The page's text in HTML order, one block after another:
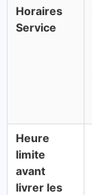
Horaires
Service
Heure
limite
avant
livrer les